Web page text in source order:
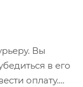
Вы
в его
оплату.